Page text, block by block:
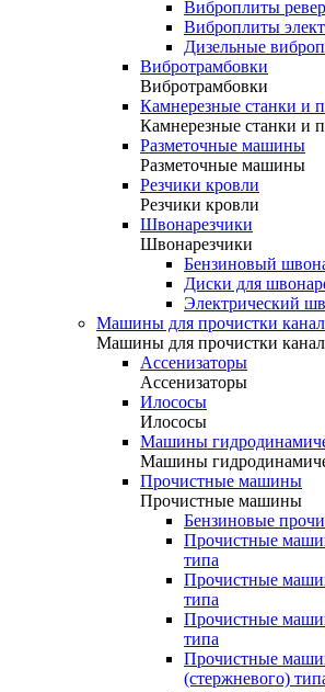
Виброплиты
Виброплиты
Дизельные
Вибротрамбовки
Вибротрамбовки
Камнерезные станки и
Камнерезные станки и
Разметочные машины
Разметочные машины
Резчики кровли
Резчики кровли
Швонарезчики
Швонарезчики
Бензиновый
Диски для
Электрический
Машины для прочистки
Машины для прочистки
Ассенизаторы
Ассенизаторы
Илососы
Илососы
Машины
Машины
Прочистные машины
Прочистные машины
Бензиновые
Прочистные
типа
Прочистные
типа
Прочистные
типа
Прочистные
(стержневого)